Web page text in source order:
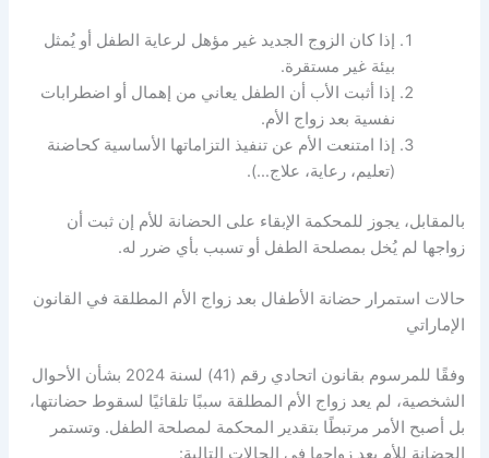
إذا كان الزوج الجديد غير مؤهل لرعاية الطفل أو يُمثل
بيئة غير مستقرة.
إذا أثبت الأب أن الطفل يعاني من إهمال أو اضطرابات
نفسية بعد زواج الأم.
إذا امتنعت الأم عن تنفيذ التزاماتها الأساسية كحاضنة
(تعليم، رعاية، علاج…).
بالمقابل، يجوز للمحكمة الإبقاء على الحضانة للأم إن ثبت أن
زواجها لم يُخل بمصلحة الطفل أو تسبب بأي ضرر له.
حالات استمرار حضانة الأطفال بعد زواج الأم المطلقة في القانون
الإماراتي
وفقًا للمرسوم بقانون اتحادي رقم (41) لسنة 2024 بشأن الأحوال
الشخصية، لم يعد زواج الأم المطلقة سببًا تلقائيًا لسقوط حضانتها،
بل أصبح الأمر مرتبطًا بتقدير المحكمة لمصلحة الطفل. وتستمر
الحضانة للأم بعد زواجها في الحالات التالية: